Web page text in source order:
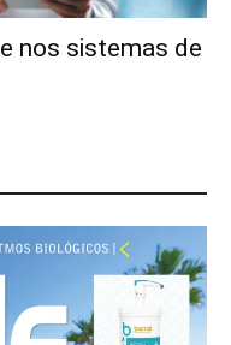
nos sistemas de